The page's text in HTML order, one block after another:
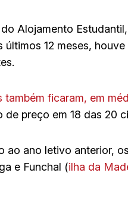
Alojamento
últimos 12 meses,
também ficaram, em
preço em 18 das 20
ao ano letivo anterior,
e Funchal (ilha da